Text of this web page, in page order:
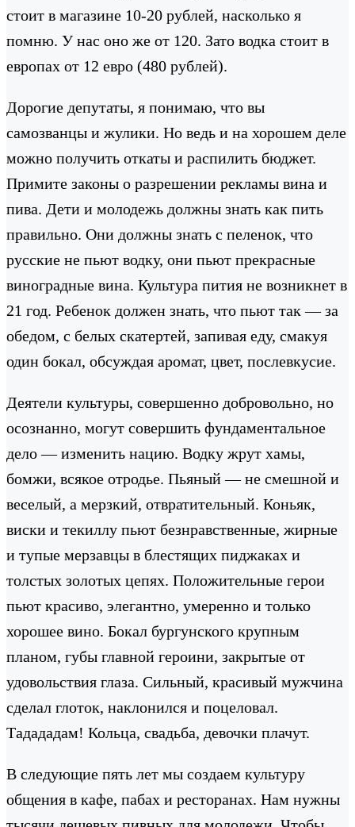
стоит в магазине 10-20 рублей, насколько я
помню. У нас оно же от 120. Зато водка стоит в
европах от 12 евро (480 рублей).
Дорогие депутаты, я понимаю, что вы
самозванцы и жулики. Но ведь и на хорошем деле
можно получить откаты и распилить бюджет.
Примите законы о разрешении рекламы вина и
пива. Дети и молодежь должны знать как пить
правильно. Они должны знать с пеленок, что
русские не пьют водку, они пьют прекрасные
виноградные вина. Культура пития не возникнет в
21 год. Ребенок должен знать, что пьют так — за
обедом, с белых скатертей, запивая еду, смакуя
один бокал, обсуждая аромат, цвет, послевкусие.
Деятели культуры, совершенно добровольно, но
осознанно, могут совершить фундаментальное
дело — изменить нацию. Водку жрут хамы,
бомжи, всякое отродье. Пьяный — не смешной и
веселый, а мерзкий, отвратительный. Коньяк,
виски и текиллу пьют безнравственные, жирные
и тупые мерзавцы в блестящих пиджаках и
толстых золотых цепях. Положительные герои
пьют красиво, элегантно, умеренно и только
хорошее вино. Бокал бургунского крупным
планом, губы главной героини, закрытые от
удовольствия глаза. Сильный, красивый мужчина
сделал глоток, наклонился и поцеловал.
Тадададам! Кольца, свадьба, девочки плачут.
В следующие пять лет мы создаем культуру
общения в кафе, пабах и ресторанах. Нам нужны